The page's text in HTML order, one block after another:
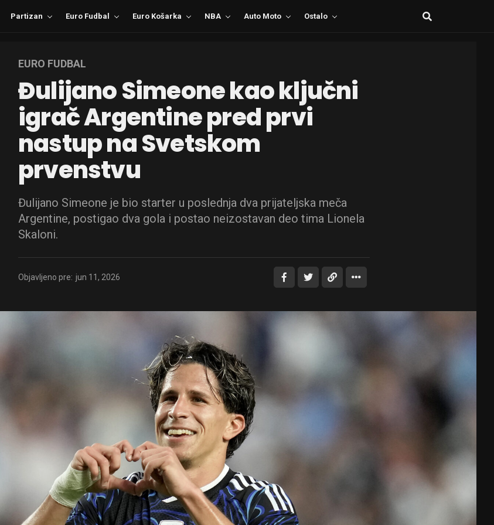
Partizan Euro Fudbal Euro Košarka NBA Auto Moto Ostalo
EURO FUDBAL
Đulijano Simeone kao ključni
igrač Argentine pred prvi
nastup na Svetskom
prvenstvu
Đulijano Simeone je bio starter u poslednja dva prijateljska meča
Argentine, postigao dva gola i postao neizostavan deo tima Lionela
Skaloni.
Objavljeno pre: jun 11, 2026